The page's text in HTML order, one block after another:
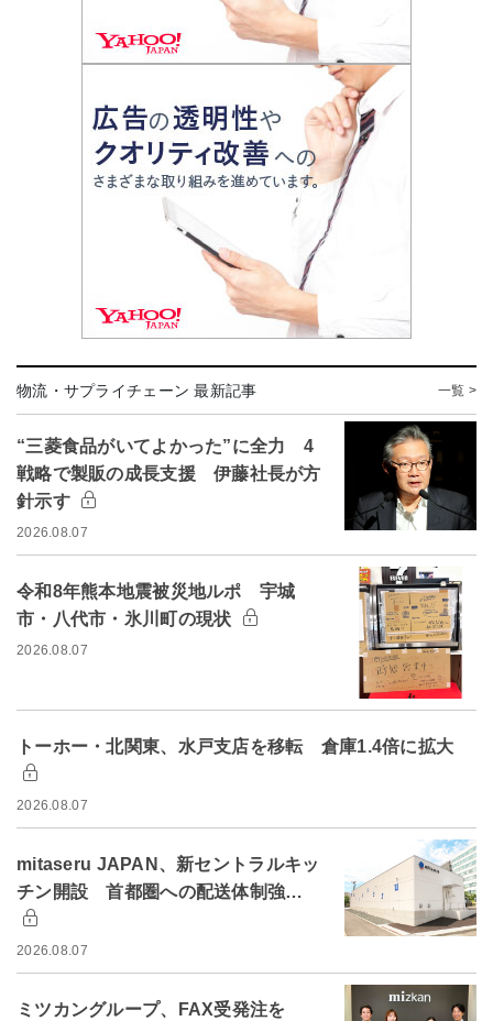
物流・サプライチェーン 最新記事 一覧 >
“三菱食品がいてよかった”に全力 4
戦略で製販の成長支援 伊藤社長が方
針示す
2026.08.07
令和8年熊本地震被災地ルポ 宇城
市・八代市・氷川町の現状
2026.08.07
トーホー・北関東、水戸支店を移転 倉庫1.4倍に拡大
2026.08.07
mitaseru JAPAN、新セントラルキッ
チン開設 首都圏への配送体制強…
2026.08.07
ミツカングループ、FAX受発注を